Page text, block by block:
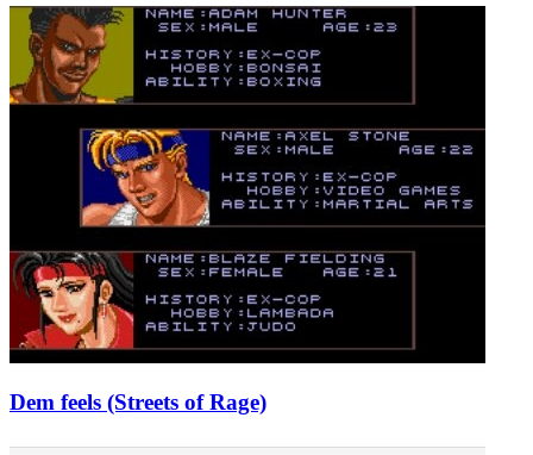
Dem feels (Streets of Rage)